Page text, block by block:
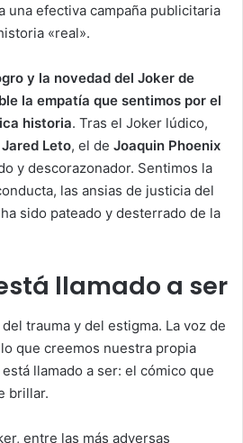
una efectiva campaña publicitaria
«real».
y la novedad del Joker de
la empatía que sentimos por el
historia. Tras el Joker lúdico,
Jared Leto, el de Joaquin Phoenix
y descorazonador. Sentimos la
las ansias de justicia del
sido pateado y desterrado de la
llamado a ser
trauma y del estigma. La voz de
que creemos nuestra propia
llamado a ser: el cómico que
brillar.
entre las más adversas